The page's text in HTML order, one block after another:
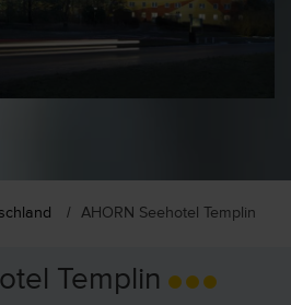
AHORN Seehotel Templin
Templin